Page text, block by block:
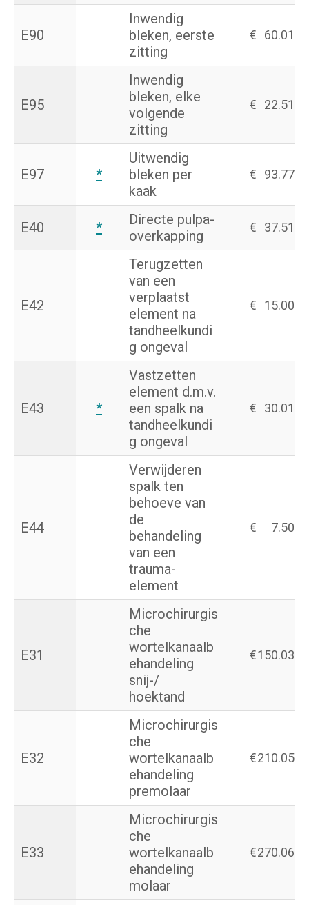
E90
Inwendig
bleken, eerste
zitting
€ 60.01
E95
Inwendig
bleken, elke
volgende
zitting
€ 22.51
E97 *
Uitwendig
bleken per
kaak
€ 93.77
E40 *
Directe pulpa-
overkapping
€ 37.51
E42
Terugzetten
van een
verplaatst
element na
tandheelkundi
g ongeval
€ 15.00
E43 *
Vastzetten
element d.m.v.
een spalk na
tandheelkundi
g ongeval
€ 30.01
E44
Verwijderen
spalk ten
behoeve van
de
behandeling
van een
trauma-
element
€ 7.50
E31
Microchirurgis
che
wortelkanaalb
ehandeling
snij-/
hoektand
€150.03
E32
Microchirurgis
che
wortelkanaalb
ehandeling
premolaar
€210.05
E33
Microchirurgis
che
wortelkanaalb
ehandeling
molaar
€270.06